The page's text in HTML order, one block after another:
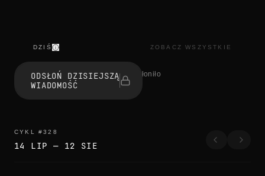
DZIŚ ZOBACZ WSZYSTKIE
s
e
s
i
k
ODSŁOŃ DZISIEJSZĄ
WIADOMOŚĆ
1 osób odsłoniło
CYKL #328
14 LIP — 12 SIE